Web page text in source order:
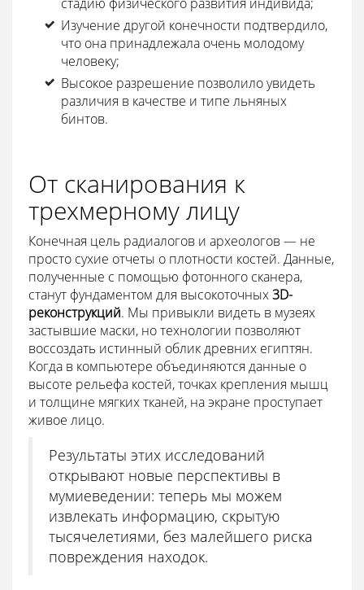
Изучение другой конечности подтвердило,
что она принадлежала очень молодому
человеку;
Высокое разрешение позволило увидеть
различия в качестве и типе льняных
бинтов.
От сканирования к
трехмерному лицу
Конечная цель радиалогов и археологов — не
просто сухие отчеты о плотности костей. Данные,
полученные с помощью фотонного сканера,
станут фундаментом для высокоточных3D-
реконструкций. Мы привыкли видеть в музеях
застывшие маски, но технологии позволяют
воссоздать истинный облик древних египтян.
Когда в компьютере объединяются данные о
высоте рельефа костей, точках крепления мышц
и толщине мягких тканей, на экране проступает
живое лицо.
Результаты этих исследований
открывают новые перспективы в
мумиеведении: теперь мы можем
извлекать информацию, скрытую
тысячелетиями, без малейшего риска
повреждения находок.